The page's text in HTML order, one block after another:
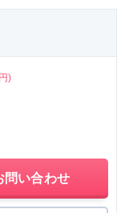
)
問い合わせ